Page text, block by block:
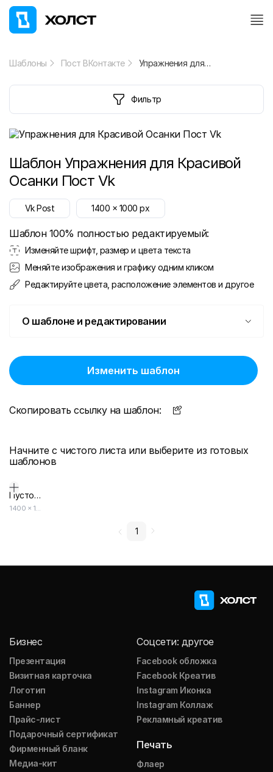
Шаблоны Пост ВКонтакте Упражнения для Красивой Осанки Пост Vk
Фильтр
Шаблон Упражнения для Красивой
Осанки Пост Vk
Vk Post 1400 x 1000 px
Шаблон 100% полностью редактируемый:
Изменяйте шрифт, размер и цвета текста
Меняйте изображения и графику одним кликом
Редактируйте цвета, расположение элементов и другое
О шаблоне и редактировании
Изменить шаблон
Скопировать ссылку на шаблон:
Начните с чистого листа или выберите из готовых
шаблонов
Пустой дизайн-макет
1400 × 1000
1
Бизнес
Презентация
Визитная карточка
Логотип
Баннер
Прайс-лист
Подарочный сертификат
Фирменный бланк
Медиа-кит
Соцсети: другое
Facebook обложка
Facebook Креатив
Instagram Иконка
Instagram Коллаж
Рекламный креатив
Печать
Флаер